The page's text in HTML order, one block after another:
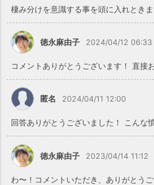
棲み分けを意識する事を頭に入れとき
徳永麻由子 2024/04/12 06:33
コメントありがとうございます！ 直接
匿名 2024/04/11 12:00
回答ありがとうございました！ こんな
徳永麻由子 2023/04/14 11:12
わ〜！コメントいただき、ありがとう